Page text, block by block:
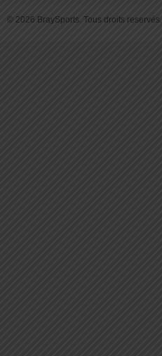
© 2026 BraySports. Tous droits reservés.